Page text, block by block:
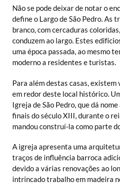
Não se pode deixar de notar o
define o Largo de São Pedro. As
branco, com cercaduras
conduzem ao largo. Estes
uma época passada, ao mesmo
moderno a residentes e turistas.
Para além destas casas,
em redor deste local histórico.
Igreja de São Pedro, que dá
finais do século XIII, durante o
mandou construí-la como parte
A igreja apresenta uma
traços de influência barroca
devido a várias renovações ao
intrincado trabalho em madeira